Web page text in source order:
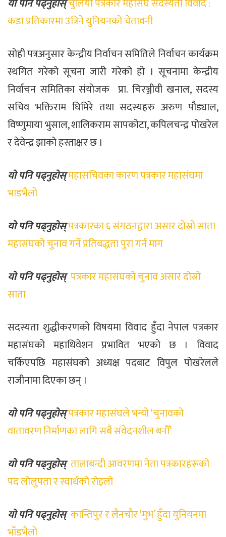
कडा प्रतिकारमा उत्रिने युनियनको चेतावनी
सोही पत्रअनुसार केन्द्रीय निर्वाचन समितिले निर्वाचन कार्यक्रम
स्थगित गरेको सूचना जारी गरेको हो । सूचनामा केन्द्रीय
निर्वाचन समितिका संयोजक प्रा. चिरञ्जीवी खनाल, सदस्य
सचिव भक्तिराम घिमिरे तथा सदस्यहरु अरुण पौड्याल,
विष्णुमाया भुसाल, शालिकराम सापकोटा, कपिलचन्द्र पोखरेल
र देवेन्द्र झाको हस्ताक्षर छ ।
यो पनि पढ्नुहोस्महासचिवका कारण पत्रकार महासंघमा
भाडभैलो
यो पनि पढ्नुहोस्पत्रकारका ६ संगठनद्वारा असार दोस्रो साता
महासंघको चुनाव गर्ने प्रतिबद्धता पुरा गर्न माग
यो पनि पढ्नुहोस्पत्रकार महासंघको चुनाव असार दोस्रो
साता
सदस्यता शुद्धीकरणको विषयमा विवाद हुँदा नेपाल पत्रकार
महासंघको महाधिवेशन प्रभावित भएको छ । विवाद
चर्किएपछि महासंघको अध्यक्ष पदबाट विपुल पोखरेलले
राजीनामा दिएका छन् ।
यो पनि पढ्नुहोस्पत्रकार महासंघले भन्यो ‘चुनावको
वातावरण निर्माणका लागि सबै संवेदनशील बनौँ’
यो पनि पढ्नुहोस्तालाबन्दी आवरणमा नेता पत्रकारहरूको
पद लोलुपता र स्वार्थको रोइलो
यो पनि पढ्नुहोस्कान्तिपुर र लैनचौर ‘मुभ’ हुँदा युनियनमा
भाँडभैलो